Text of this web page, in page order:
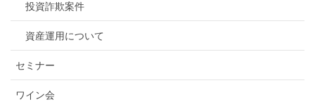
投資詐欺案件
資産運用について
セミナー
ワイン会